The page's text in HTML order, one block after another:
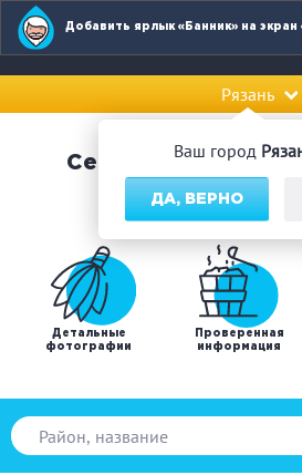
Ваш город
ДА, ВЕРНО
Рязань
Добавить ярлык «Банник» на
Сервис по поиску
Детальные
фотографии
Проверенная
информация